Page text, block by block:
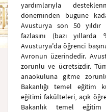
yardımlarıyla
döneminden bugüne
Avusturya son 50 yıldır
fazlasını (bazı
Avusturya’da öğrenci
Avronun üzerindedir.
zorunlu ve ücretsizdir.
anaokuluna gitme
Bakanlığı temel eğitim
eğitimi fakülteleri, açık
Bakanlık temel eğitim